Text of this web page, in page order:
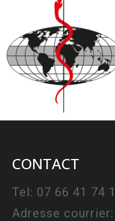
CONTACT
Tel: 07 66 41 74
Adresse courrier: